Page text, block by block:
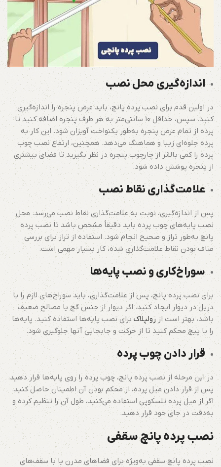
اندازه‌گیری محل نصب
در اولین قدم برای نصب پرده پانچ، باید عرض پنجره را اندازه‌گیری
کنید. سپس، حداقل ۱۰ سانتی‌متر به هر طرف پنجره اضافه کنید تا
پرده از تمام عرض پنجره به‌طور یکنواخت آویزان شود. این کار به
پرده جلوه‌ای زیبا و هماهنگ می‌دهد. همچنین، ارتفاع نصب چوب
پرده را کمی بالاتر از چارچوب پنجره در نظر بگیرید تا فضای بیشتری
از پنجره پوشش داده شود.
علامت‌گذاری نقاط نصب
پس از اندازه‌گیری، نوبت به علامت‌گذاری نقاط نصب می‌رسد. محل
نصب پایه‌های چوب پرده باید دقیقاً مشخص باشد تا نصب پرده
پانچ به‌طور تراز و صحیح انجام شود. استفاده از تراز برای بررسی
صاف بودن نقاط علامت‌گذاری شده، کار بسیار مهمی است.
سوراخ‌کاری و نصب پایه‌ها
برای نصب پرده پانچ، پس از علامت‌گذاری، باید سوراخ‌های لازم را با
دریل در دیوار ایجاد کنید. اگر دیوار از جنس گچ یا مصالح ضعیف
باشد، بهتر است ازرولپلاکبرای نصب پایه‌ها استفاده کنید. پایه‌ها
را با پیچ محکم کنید تا از حرکت و جابجایی آنها جلوگیری شود.
قرار دادن چوب پرده
در این مرحله از نصب پرده پانچ، چوب پرده را روی پایه‌ها قرار دهید.
پس از قرار دادن میل پرده، از محکم بودن آن اطمینان حاصل کنید.
اگر از میل پرده تلسکوپی استفاده می‌کنید، طول آن را تنظیم کرده و
به‌دقت در جای خود قرار دهید.
نصب پرده پانچ سقفی
نصب پرده پانچ سقفی به‌ویژه برای فضاهای مدرن یا با سقف‌های